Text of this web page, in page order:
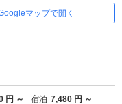
マップで開く
円 ～ 宿泊 7,480 円 ～